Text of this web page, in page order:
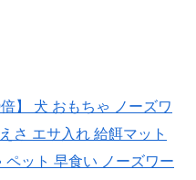
】 犬 おもちゃ ノーズワ
さ エサ入れ 給餌マット
ット 早食い ノーズワー